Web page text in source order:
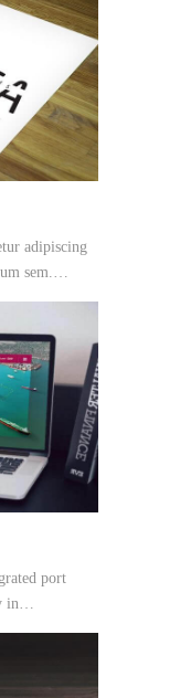
adipiscing
sem.…
port
in…